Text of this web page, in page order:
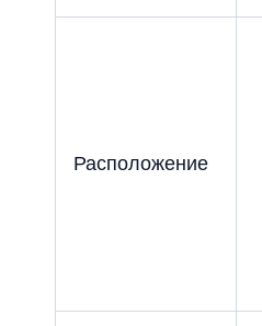
Расположение